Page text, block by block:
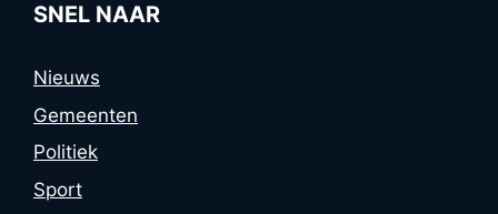
SNEL NAAR
Nieuws
Gemeenten
Politiek
Sport